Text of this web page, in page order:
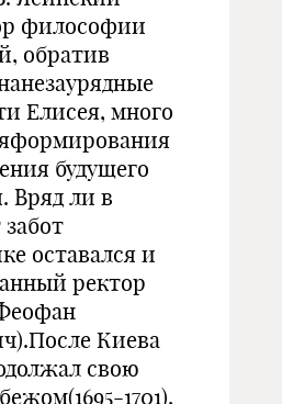
философии
обратив
Елисея, много
будущего
Вряд ли в
оставался и
ректор
Киева
свою
1701),